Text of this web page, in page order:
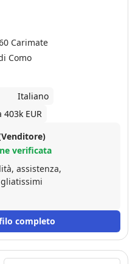
Carimate
Como
Italiano
EUR
verificata
assistenza,
completo